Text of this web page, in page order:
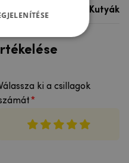
Kutyák
ki a csillagok